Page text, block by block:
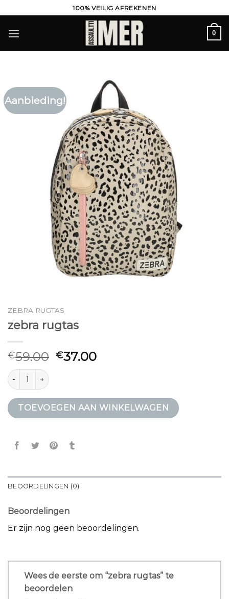
naar
inhoud
100% VEILIG AFREKENEN
0
Aanbieding!
ZEBRA RUGTAS
zebra rugtas
€59.00 €37.00
zebra rugtas aantal
TOEVOEGEN AAN WINKELWAGEN
BEOORDELINGEN (0)
Beoordelingen
Er zijn nog geen beoordelingen.
Wees de eerste om “zebra rugtas” te
beoordelen